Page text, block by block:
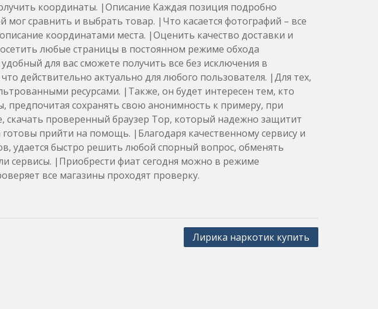
координаты. |Описание Каждая позиция подробно
мог сравнить и выбрать товар. |Что касается фотографий – все
координатами места. |Оценить качество доставки и
любые страницы в постоянном режиме обхода
для вас сможете получить все без исключения в
действительно актуально для любого пользователя. |Для тех,
ресурсами. |Также, он будет интересен тем, кто
сохранять свою анонимность к примеру, при
проверенный браузер Тор, который надежно защитит
прийти на помощь. |Благодаря качественному сервису и
удается быстро решить любой спорный вопрос, обменять
сервисы. |Приобрести фиат сегодня можно в режиме
все магазины проходят проверку.
Лирика наркотик купить